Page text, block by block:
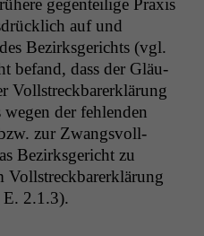
auf und
Bezirks­gerichts (vgl.
befand, dass der Gläu­
Voll­streck­bar­erk­lärung
der fehlen­den
zur Zwangsvoll­
Bezirks­gericht zu
Voll­streck­bar­erk­lärung
2.1.3).